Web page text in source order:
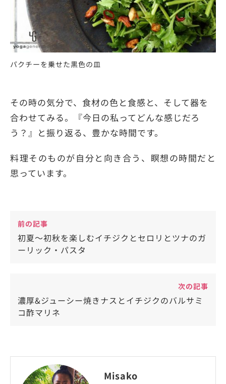
パクチーを乗せた黒色の皿
その時の気分で、食材の色と食感と、そして器を
合わせてみる。『今日の私ってどんな感じだろ
う？』と振り返る、豊かな時間です。
料理そのものが自分と向き合う、瞑想の時間だと
思っています。
前の記事
初夏〜初秋を楽しむイチジクとセロリとツナのガ
ーリック・パスタ
次の記事
濃厚&ジューシー焼きナスとイチジクのバルサミ
コ酢マリネ
Misako